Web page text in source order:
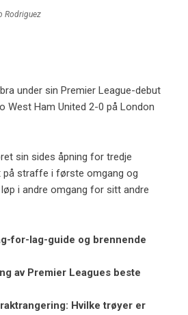
Rodriguez
under sin Premier League-debut
West Ham United 2-0 på London
sin sides åpning for tredje
på straffe i første omgang og
i andre omgang for sitt andre
for-lag-guide og brennende
av Premier Leagues beste
Hvilke trøyer er